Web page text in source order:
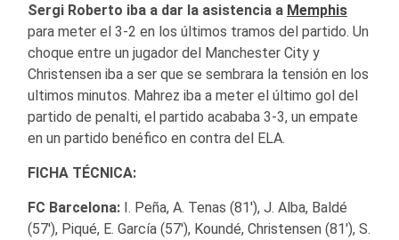
Sergi Roberto iba a dar la asistencia a Memphis
para meter el 3-2 en los últimos tramos del partido. Un
choque entre un jugador del Manchester City y
Christensen iba a ser que se sembrara la tensión en los
ultimos minutos. Mahrez iba a meter el último gol del
partido de penalti, el partido acababa 3-3, un empate
en un partido benéfico en contra del ELA.
FICHA TÉCNICA:
FC Barcelona: I. Peña, A. Tenas (81′), J. Alba, Baldé
(57′), Piqué, E. García (57′), Koundé, Christensen (81′), S.